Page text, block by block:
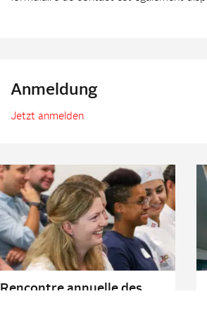
Anmeldung
Jetzt anmelden
Rencontre annuelle des